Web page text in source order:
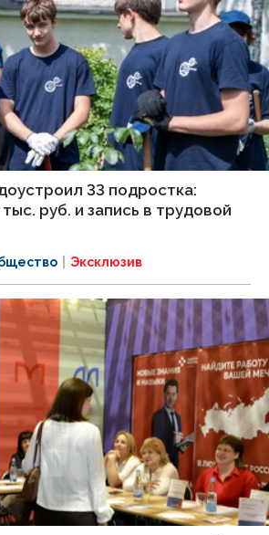
33 подростка:
руб. и запись в трудовой
Эксклюзив